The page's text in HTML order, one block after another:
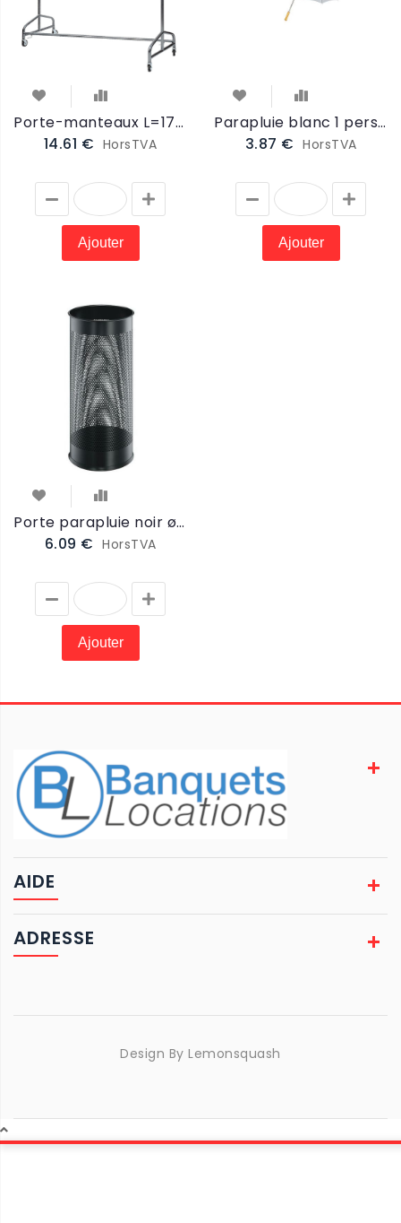
Porte-manteaux L=170cm sur roulettes (PORTEROUL)
14.61 € HorsTVA
Ajouter
Parapluie blanc 1 personne 95cm (PARAP)
3.87 € HorsTVA
Ajouter
Porte parapluie noir ø=22,5cm / H=51cm (PORTEPARAP)
6.09 € HorsTVA
Ajouter
AIDE
ADRESSE
Design ByLemonsquash